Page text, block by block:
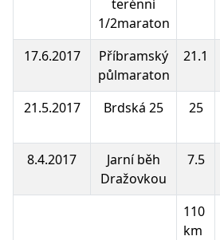
terénní
1/2maraton
17.6.2017
Příbramský
půlmaraton
21.1
21.5.2017 Brdská 25 25
8.4.2017
Jarní běh
Dražovkou
7.5
110
km